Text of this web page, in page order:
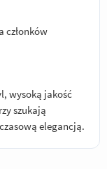
członków
wysoką jakość
szukają
elegancją.